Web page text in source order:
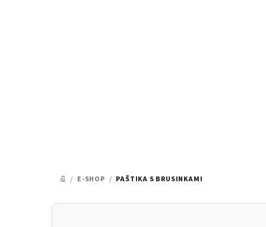
DOMŮ
/ E-SHOP / PAŠTIKA S BRUSINKAMI
P